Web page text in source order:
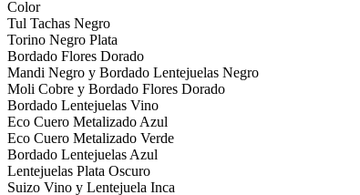
Color
Tul Tachas Negro
Torino Negro Plata
Bordado Flores Dorado
Mandi Negro y Bordado Lentejuelas Negro
Moli Cobre y Bordado Flores Dorado
Bordado Lentejuelas Vino
Eco Cuero Metalizado Azul
Eco Cuero Metalizado Verde
Bordado Lentejuelas Azul
Lentejuelas Plata Oscuro
Suizo Vino y Lentejuela Inca